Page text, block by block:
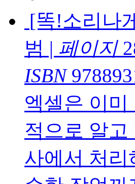
[똑!소리나
범 | 페이지
ISBN
엑셀은 이
적으로 알
사에서 처